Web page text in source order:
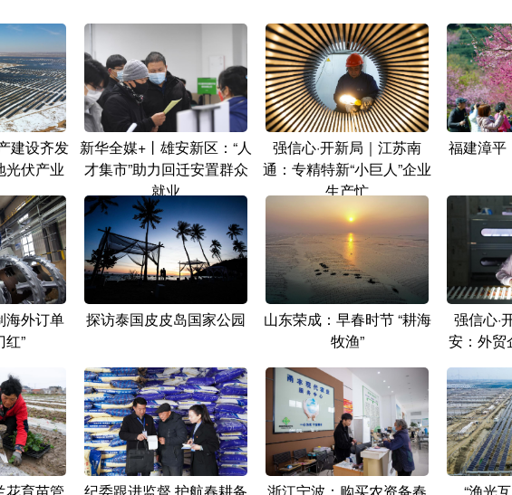
建设齐发
伏产业
新华全媒+丨雄安新区：“人
才集市”助力回迁安置群众
就业
强信心·开新局｜江苏南
通：专精特新“小巨人”企业
生产忙
福建漳平
海外订单
红”
探访泰国皮皮岛国家公园
山东荣成：早春时节 “耕海
牧渔”
强信心·
安：外贸